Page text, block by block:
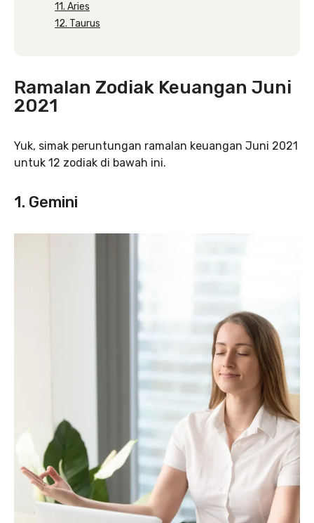
11. Aries
12. Taurus
Ramalan Zodiak Keuangan Juni
2021
Yuk, simak peruntungan ramalan keuangan Juni 2021
untuk 12 zodiak di bawah ini.
1. Gemini